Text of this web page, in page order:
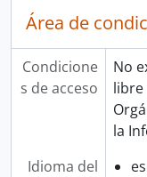
Área de
Condicione
s de acceso
No
libre
la
Idioma del